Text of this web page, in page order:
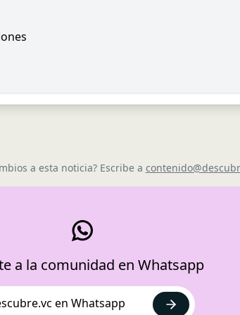
a esta noticia? Escribe a
a la comunidad en Whatsapp
en Whatsapp